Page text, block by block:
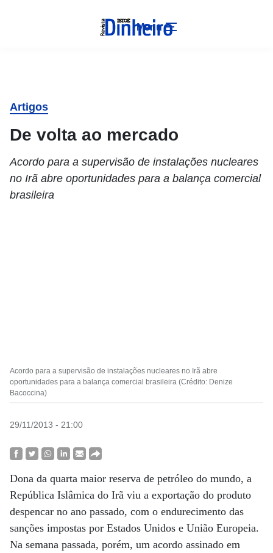
Menu
Artigos
De volta ao mercado
Acordo para a supervisão de instalações nucleares
no Irã abre oportunidades para a balança comercial
brasileira
Acordo para a supervisão de instalações nucleares no Irã abre
oportunidades para a balança comercial brasileira (Crédito: Denize
Bacoccina)
29/11/2013 - 21:00
Dona da quarta maior reserva de petróleo do mundo, a
República Islâmica do Irã viu a exportação do produto
despencar no ano passado, com o endurecimento das
sanções impostas por Estados Unidos e União Europeia.
Na semana passada, porém, um acordo assinado em